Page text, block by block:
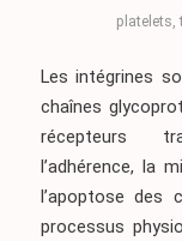
platelets,
Les intégrines
chaînes
récepteurs
l’adhérence, la
l’apoptose des
processus